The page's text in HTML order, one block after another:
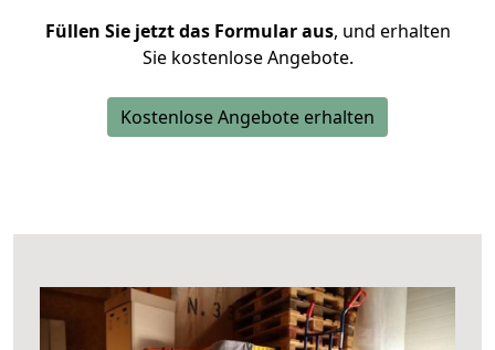
Füllen Sie jetzt das Formular aus, und erhalten
Sie kostenlose Angebote.
Kostenlose Angebote erhalten